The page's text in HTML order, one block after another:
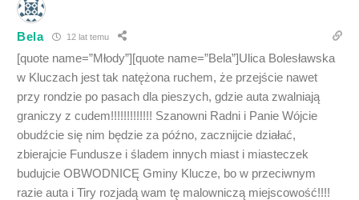
Bela 12 lat temu
[quote name=”Młody”][quote name=”Bela”]Ulica Bolesławska
w Kluczach jest tak natężona ruchem, że przejście nawet
przy rondzie po pasach dla pieszych, gdzie auta zwalniają
graniczy z cudem!!!!!!!!!!!!! Szanowni Radni i Panie Wójcie
obudźcie się nim będzie za późno, zacznijcie działać,
zbierajcie Fundusze i śladem innych miast i miasteczek
budujcie OBWODNICĘ Gminy Klucze, bo w przeciwnym
razie auta i Tiry rozjadą wam tę malowniczą miejscowość!!!!